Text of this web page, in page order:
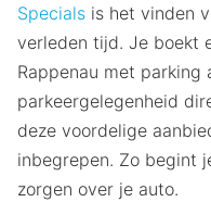
Specials is het vinden
verleden tijd. Je boekt
Rappenau met
parkeergelegenheid
deze voordelige
inbegrepen. Zo begint
zorgen over je auto.